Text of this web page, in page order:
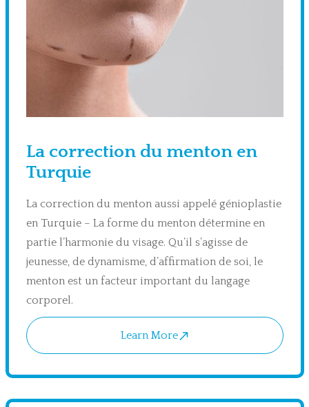
La correction du menton en
Turquie
La correction du menton aussi appelé génioplastie
en Turquie – La forme du menton détermine en
partie l’harmonie du visage. Qu’il s’agisse de
jeunesse, de dynamisme, d’affirmation de soi, le
menton est un facteur important du langage
corporel.
Learn More